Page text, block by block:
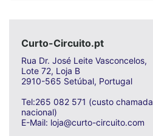
Curto-Circuito.pt
Rua Dr. José Leite Vasconcelos,
Lote 72, Loja B
2910-565 Setúbal, Portugal
Tel:265 082 571 (custo chamada
nacional)
E-Mail: loja@curto-circuito.com